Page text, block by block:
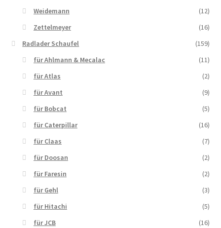
Weidemann
(12)
Zettelmeyer
(16)
Radlader Schaufel
(159)
für Ahlmann & Mecalac
(11)
für Atlas
(2)
für Avant
(9)
für Bobcat
(5)
für Caterpillar
(16)
für Claas
(7)
für Doosan
(2)
für Faresin
(2)
für Gehl
(3)
für Hitachi
(5)
für JCB
(16)